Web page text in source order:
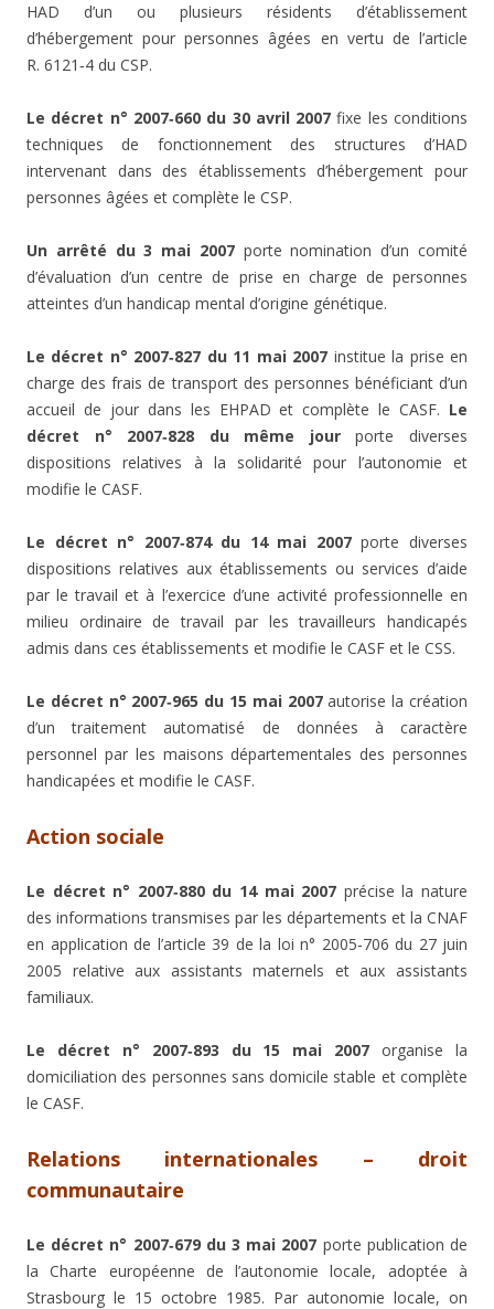
HAD d’un ou plusieurs résidents d’établissement
d’hébergement pour personnes âgées en vertu de l’article
R. 6121‑4 du CSP.
Le décret n° 2007‑660 du 30 avril 2007 fixe les conditions
techniques de fonctionnement des structures d’HAD
intervenant dans des établissements d’hébergement pour
personnes âgées et complète le CSP.
Un arrêté du 3 mai 2007porte nomination d’un comité
d’évaluation d’un centre de prise en charge de personnes
atteintes d’un handicap mental d’origine génétique.
Le décret n° 2007‑827 du 11 mai 2007 institue la prise en
charge des frais de transport des personnes bénéficiant d’un
accueil de jour dans les EHPAD et complète le CASF. Le
décret n° 2007‑828 du même jourporte diverses
dispositions relatives à la solidarité pour l’autonomie et
modifie le CASF.
Le décret n° 2007‑874 du 14 mai 2007porte diverses
dispositions relatives aux établissements ou services d’aide
par le travail et à l’exercice d’une activité professionnelle en
milieu ordinaire de travail par les travailleurs handicapés
admis dans ces établissements et modifie le CASF et le CSS.
Le décret n° 2007‑965 du 15 mai 2007autorise la création
d’un traitement automatisé de données à caractère
personnel par les maisons départementales des personnes
handicapées et modifie le CASF.
Action sociale
Le décret n° 2007‑880 du 14 mai 2007 précise la nature
des informations transmises par les départements et la CNAF
en application de l’article 39 de la loi n° 2005‑706 du 27 juin
2005 relative aux assistants maternels et aux assistants
familiaux.
Le décret n° 2007‑893 du 15 mai 2007 organise la
domiciliation des personnes sans domicile stable et complète
le CASF.
Relations internationales – droit
communautaire
Le décret n° 2007‑679 du 3 mai 2007 porte publication de
la Charte européenne de l’autonomie locale, adoptée à
Strasbourg le 15 octobre 1985. Par autonomie locale, on